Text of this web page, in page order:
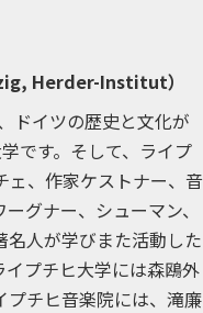
Herder-Institut）
ドイツの歴史と文化が
です。そして、ライプ
ェ、作家ケストナー、音
グナー、シューマン、
名人が学びまた活動した
プチヒ大学には森鴎外
プチヒ音楽院には、滝廉